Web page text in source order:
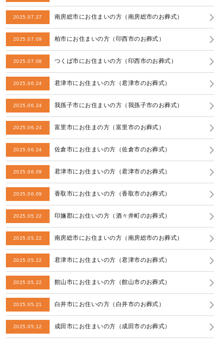
2025.07.27 南房総市にお住まいの方（南房総市のお葬式）
2025.07.09 柏市にお住まいの方（印西市のお葬式）
2025.07.09 つくば市にお住まいの方（印西市のお葬式）
2025.06.24 君津市にお住まいの方（君津市のお葬式）
2025.06.24 我孫子市にお住まいの方（我孫子市のお葬式）
2025.06.24 富里市にお住まの方（富里市のお葬式）
2025.06.24 佐倉市にお住まいの方（佐倉市のお葬式）
2025.06.09 君津市にお住まいの方（君津市のお葬式）
2025.06.09 香取市にお住まいの方（香取市のお葬式）
2025.05.22 印旛郡にお住いの方（酒々井町のお葬式）
2025.05.22 南房総市にお住まいの方（南房総市のお葬式）
2025.05.22 君津市にお住まいの方（君津市のお葬式）
2025.05.22 館山市にお住まいの方（館山市のお葬式）
2025.05.21 白井市にお住いの方（白井市のお葬式）
2025.05.12 成田市にお住まいの方（成田市のお葬式）